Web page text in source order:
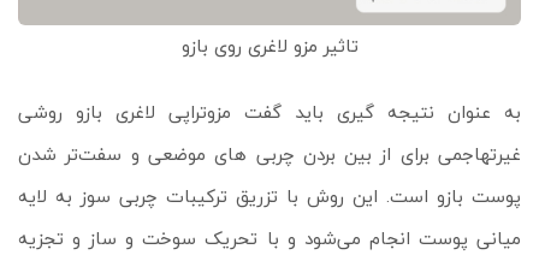
تاثیر مزو لاغری روی بازو
به عنوان نتیجه گیری باید گفت مزوتراپی لاغری بازو روشی
غیرتهاجمی برای از بین بردن چربی‌ های موضعی و سفت‌تر شدن
پوست بازو است. این روش با تزریق ترکیبات چربی‌ سوز به لایه
میانی پوست انجام می‌شود و با تحریک سوخت‌ و ساز و تجزیه